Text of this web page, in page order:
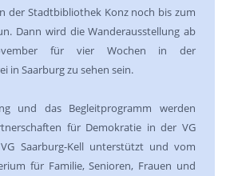
der Stadtbibliothek Konz noch bis zum
Dann wird die Wanderausstellung ab
für vier Wochen in der
in Saarburg zu sehen sein.
und das Begleitprogramm werden
für Demokratie in der VG
Saarburg-Kell unterstützt und vom
für Familie, Senioren, Frauen und